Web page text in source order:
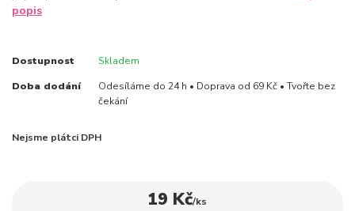
popis
Dostupnost Skladem
Doba dodání
Odesíláme do 24 h • Doprava od 69 Kč • Tvořte bez
čekání
Nejsme plátci DPH
19 Kč/ks